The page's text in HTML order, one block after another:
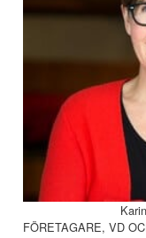
FÖRETAGARE, VD